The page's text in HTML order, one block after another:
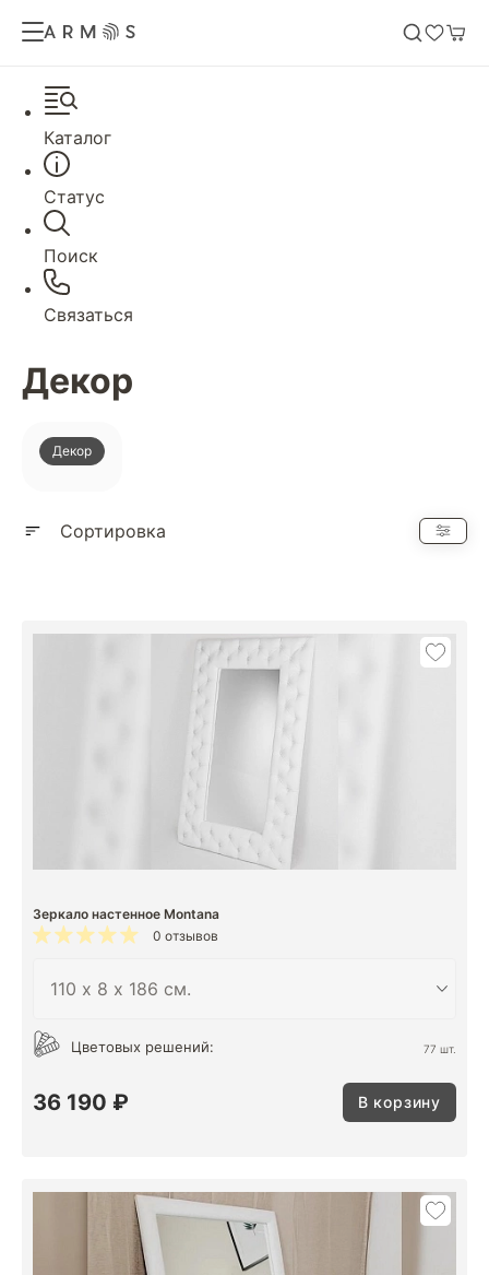
Каталог
Статус
Поиск
Связаться
Декор
Декор
Сортировка
Зеркало настенное Montana
0 отзывов
Цветовых решений: 77 шт.
36 190 ₽ В корзину